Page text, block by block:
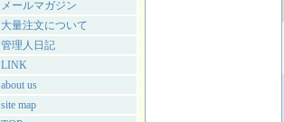
メールマガジン
大量注文について
管理人日記
LINK
about us
site map